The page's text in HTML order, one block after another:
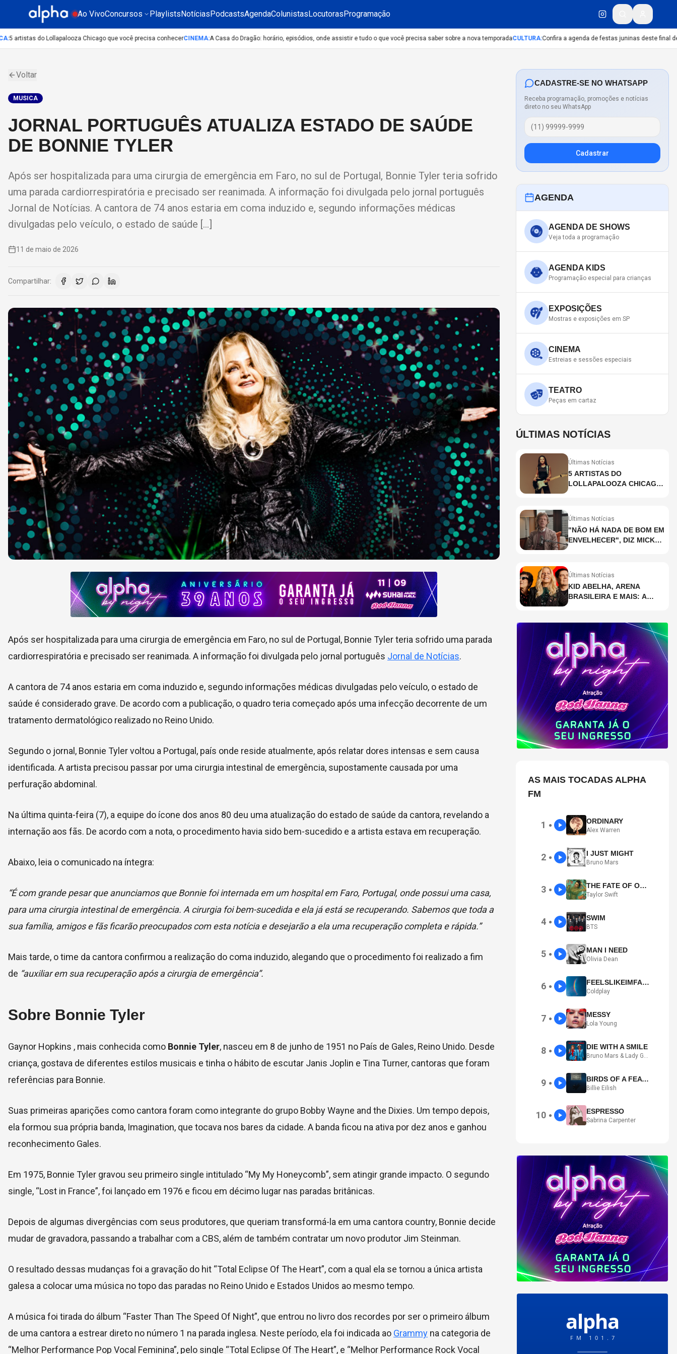
Ao VivoConcursos PlaylistsNotíciasPodcastsAgendaColunistasLocutorasProgramação
5 artistas do Lollapalooza Chicago que você precisa conhecerCINEMA:A Casa do Dragão: horário, episódios, onde assistir e tudo o que você precisa saber sobre a nova temporadaCULTURA:Confira a agenda de festas juninas deste final de
Voltar
MUSICA
JORNAL PORTUGUÊS ATUALIZA ESTADO DE SAÚDE
DE BONNIE TYLER
Após ser hospitalizada para uma cirurgia de emergência em Faro, no sul de Portugal, Bonnie Tyler teria sofrido
uma parada cardiorrespiratória e precisado ser reanimada. A informação foi divulgada pelo jornal português
Jornal de Notícias. A cantora de 74 anos estaria em coma induzido e, segundo informações médicas
divulgadas pelo veículo, o estado de saúde […]
11 de maio de 2026
Compartilhar:
Após ser hospitalizada para uma cirurgia de emergência em Faro, no sul de Portugal, Bonnie Tyler teria sofrido uma parada
cardiorrespiratória e precisado ser reanimada. A informação foi divulgada pelo jornal português Jornal de Notícias.
A cantora de 74 anos estaria em coma induzido e, segundo informações médicas divulgadas pelo veículo, o estado de
saúde é considerado grave. De acordo com a publicação, o quadro teria começado após uma infecção decorrente de um
tratamento dermatológico realizado no Reino Unido.
Segundo o jornal, Bonnie Tyler voltou a Portugal, país onde reside atualmente, após relatar dores intensas e sem causa
identificada. A artista precisou passar por uma cirurgia intestinal de emergência, supostamente causada por uma
perfuração abdominal.
Na última quinta-feira (7), a equipe do ícone dos anos 80 deu uma atualização do estado de saúde da cantora, revelando a
internação aos fãs. De acordo com a nota, o procedimento havia sido bem-sucedido e a artista estava em recuperação.
Abaixo, leia o comunicado na íntegra:
“É com grande pesar que anunciamos que Bonnie foi internada em um hospital em Faro, Portugal, onde possui uma casa,
para uma cirurgia intestinal de emergência. A cirurgia foi bem-sucedida e ela já está se recuperando. Sabemos que toda a
sua família, amigos e fãs ficarão preocupados com esta notícia e desejarão a ela uma recuperação completa e rápida.”
Mais tarde, o time da cantora confirmou a realização do coma induzido, alegando que o procedimento foi realizado a fim
de “auxiliar em sua recuperação após a cirurgia de emergência”.
Sobre Bonnie Tyler
Gaynor Hopkins , mais conhecida como Bonnie Tyler, nasceu em 8 de junho de 1951 no País de Gales, Reino Unido. Desde
criança, gostava de diferentes estilos musicais e tinha o hábito de escutar Janis Joplin e Tina Turner, cantoras que foram
referências para Bonnie.
Suas primeiras aparições como cantora foram como integrante do grupo Bobby Wayne and the Dixies. Um tempo depois,
ela formou sua própria banda, Imagination, que tocava nos bares da cidade. A banda ficou na ativa por dez anos e ganhou
reconhecimento Gales.
Em 1975, Bonnie Tyler gravou seu primeiro single intitulado “My My Honeycomb”, sem atingir grande impacto. O segundo
single, “Lost in France”, foi lançado em 1976 e ficou em décimo lugar nas paradas britânicas.
Depois de algumas divergências com seus produtores, que queriam transformá-la em uma cantora country, Bonnie decide
mudar de gravadora, passando a trabalhar com a CBS, além de também contratar um novo produtor Jim Steinman.
O resultado dessas mudanças foi a gravação do hit “Total Eclipse Of The Heart”, com a qual ela se tornou a única artista
galesa a colocar uma música no topo das paradas no Reino Unido e Estados Unidos ao mesmo tempo.
A música foi tirada do álbum “Faster Than The Speed Of Night”, que entrou no livro dos recordes por ser o primeiro álbum
de uma cantora a estrear direto no número 1 na parada inglesa. Neste período, ela foi indicada ao Grammy na categoria de
“Melhor Performance Pop Vocal Feminina”, pelo single “Total Eclipse Of The Heart”, e “Melhor Performance Rock Vocal
CADASTRE-SE NO WHATSAPP
Receba programação, promoções e notícias
direto no seu WhatsApp
Cadastrar
AGENDA
AGENDA DE SHOWS
Veja toda a programação
AGENDA KIDS
Programação especial para crianças
EXPOSIÇÕES
Mostras e exposições em SP
CINEMA
Estreias e sessões especiais
TEATRO
Peças em cartaz
ÚLTIMAS NOTÍCIAS
Últimas Notícias
5 ARTISTAS DO
LOLLAPALOOZA CHICAGO
Últimas Notícias
"NÃO HÁ NADA DE BOM EM
ENVELHECER", DIZ MICK
Últimas Notícias
KID ABELHA, ARENA
BRASILEIRA E MAIS: A
AS MAIS TOCADAS ALPHA
FM
1 ● ORDINARY
Alex Warren
2 ● I JUST MIGHT
Bruno Mars
3 ● THE FATE OF OPHELIA
Taylor Swift
4 ● SWIM
BTS
5 ● MAN I NEED
Olivia Dean
6 ● FEELSLIKEIMFALLINGINLOVE
Coldplay
7 ● MESSY
Lola Young
8 ● DIE WITH A SMILE
Bruno Mars & Lady Gaga
9 ● BIRDS OF A FEATHER
Billie Eilish
10 ● ESPRESSO
Sabrina Carpenter